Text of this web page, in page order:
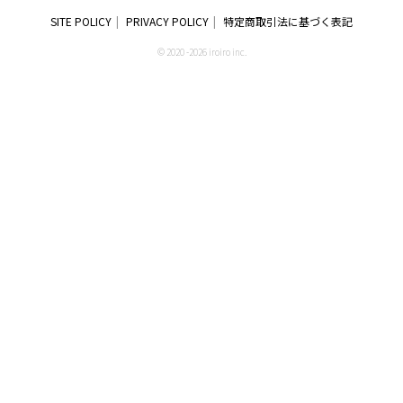
SITE POLICY PRIVACY POLICY 特定商取引法に基づく表記
© 2020 -2026 iroiro inc.